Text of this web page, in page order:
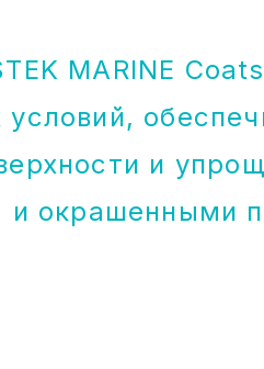
MARINE
условий,
и
и окрашенными